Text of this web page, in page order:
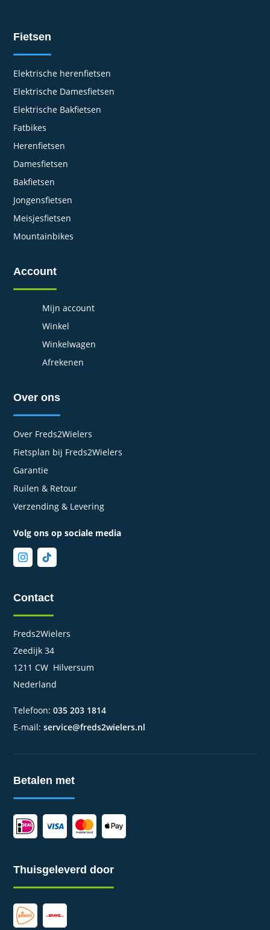
Fietsen
Elektrische herenfietsen
Elektrische Damesfietsen
Elektrische Bakfietsen
Fatbikes
Herenfietsen
Damesfietsen
Bakfietsen
Jongensfietsen
Meisjesfietsen
Mountainbikes
Account
Mijn account
Winkel
Winkelwagen
Afrekenen
Over ons
Over Freds2Wielers
Fietsplan bij Freds2Wielers
Garantie
Ruilen & Retour
Verzending & Levering
Volg ons op sociale media
Contact
Freds2Wielers
Zeedijk 34
1211 CW Hilversum
Nederland
Telefoon:035 203 1814
E-mail:service@freds2wielers.nl
Betalen met
Thuisgeleverd door